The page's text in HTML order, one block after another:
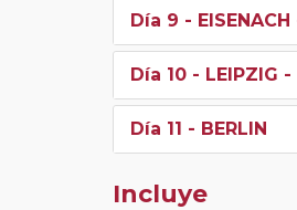
Día 9 -
Día 10 - LEIPZIG -
Día 11 - BERLIN
Incluye